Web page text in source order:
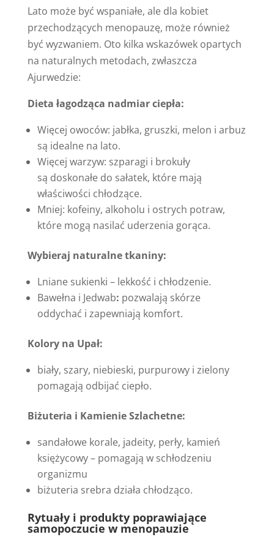
Lato może być wspaniałe, ale dla kobiet
przechodzących menopauzę, może również
być wyzwaniem. Oto kilka wskazówek opartych
na naturalnych metodach, zwłaszcza
Ajurwedzie:
Dieta łagodząca nadmiar ciepła:
Więcej owoców: jabłka, gruszki, melon i arbuz
są idealne na lato.
Więcej warzyw: szparagi i brokuły
są doskonałe do sałatek, które mają
właściwości chłodzące.
Mniej: kofeiny, alkoholu i ostrych potraw,
które mogą nasilać uderzenia gorąca.
Wybieraj naturalne tkaniny:
Lniane sukienki – lekkość i chłodzenie.
Bawełna i Jedwab: pozwalają skórze
oddychać i zapewniają komfort.
Kolory na Upał:
biały, szary, niebieski, purpurowy i zielony
pomagają odbijać ciepło.
Biżuteria i Kamienie Szlachetne:
sandałowe korale, jadeity, perły, kamień
księżycowy – pomagają w schłodzeniu
organizmu
biżuteria srebra działa chłodząco.
Rytuały i produkty poprawiające
samopoczucie w menopauzie